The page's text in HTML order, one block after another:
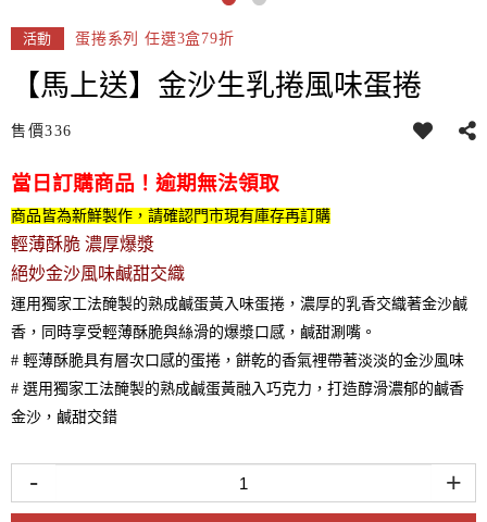
活動 蛋捲系列 任選3盒79折
【馬上送】金沙生乳捲風味蛋捲
售價336
當日訂購商品！逾期無法領取
商品皆為新鮮製作，請確認門市現有庫存再訂購
輕薄酥脆 濃厚爆漿
絕妙金沙風味鹹甜交織
運用獨家工法醃製的熟成鹹蛋黃入味蛋捲，濃厚的乳香交織著金沙鹹
香，同時享受輕薄酥脆與絲滑的爆漿口感，鹹甜涮嘴。
# 輕薄酥脆具有層次口感的蛋捲，餅乾的香氣裡帶著淡淡的金沙風味
# 選用獨家工法醃製的熟成鹹蛋黃融入巧克力，打造醇滑濃郁的鹹香
金沙，鹹甜交錯
- +